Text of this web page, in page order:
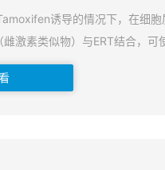
诱导的情况下，在细
激素类似物）与ERT结合，可